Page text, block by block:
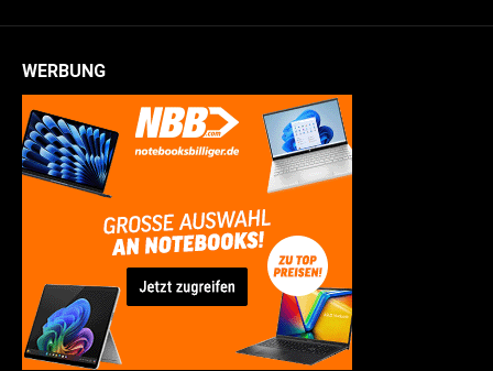
WERBUNG